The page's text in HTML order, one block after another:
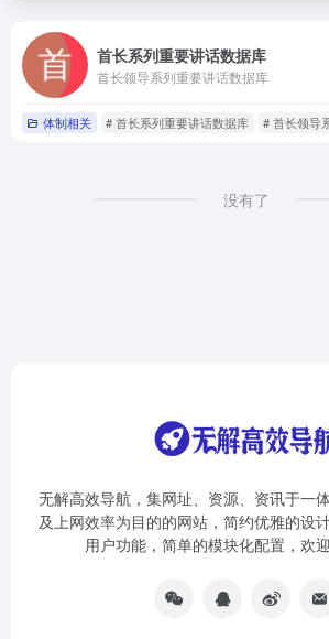
首长系列重要讲话数据库
首长领导系列重要讲话数据库
体制相关 # 首长系列重要讲话数据库 # 首长领导
没有了
无解高效导航，集网址、资源、资讯于一
及上网效率为目的的网站，简约优雅的设
用户功能，简单的模块化配置，欢